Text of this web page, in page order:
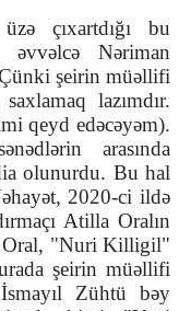
çıxartdığı bu
əvvəlcə Nəriman
şeirin müəllifi
lazımdır.
qeyd edəcəyəm).
arasında
olunurdu. Bu hal
2020-ci ildə
Atilla Oralın
Oral, "Nuri Killigil"
şeirin müəllifi
Zühtü bəy